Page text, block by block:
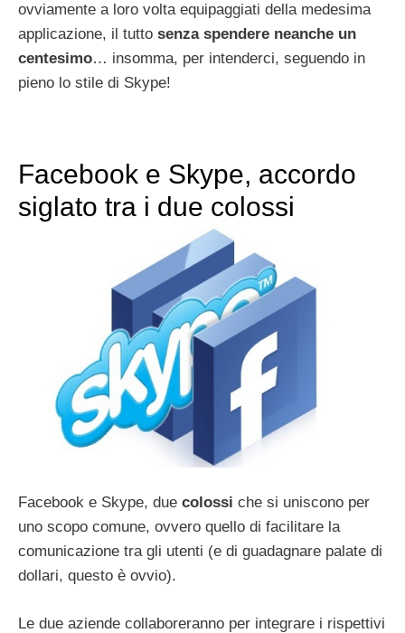
ovviamente a loro volta equipaggiati della medesima
applicazione, il tutto senza spendere neanche un
centesimo… insomma, per intenderci, seguendo in
pieno lo stile di Skype!
Facebook e Skype, accordo
siglato tra i due colossi
Facebook e Skype, due colossi che si uniscono per
uno scopo comune, ovvero quello di facilitare la
comunicazione tra gli utenti (e di guadagnare palate di
dollari, questo è ovvio).
Le due aziende collaboreranno per integrare i rispettivi